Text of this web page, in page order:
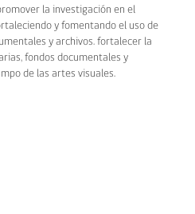
la investigación en el
y fomentando el uso de
y archivos. fortalecer la
fondos documentales y
de las artes visuales.